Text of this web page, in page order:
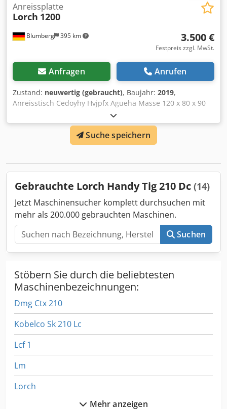
Blumberg 395 km
Anreissplatte
Lorch 1200
3.500 €
Festpreis zzgl. MwSt.
Anfragen Anrufen
Zustand: neuwertig (gebraucht), Baujahr: 2019,
Anreisstisch Cedoyhy Hvjpfx Agueha Masse 120 x 80 x 90
Suche speichern
Gebrauchte Lorch Handy Tig 210 Dc (14)
Jetzt Maschinensucher komplett durchsuchen mit
mehr als 200.000 gebrauchten Maschinen.
Suchen
Stöbern Sie durch die beliebtesten
Maschinenbezeichnungen:
Dmg Ctx 210
Kobelco Sk 210 Lc
Lcf 1
Lm
Lorch
Mehr anzeigen